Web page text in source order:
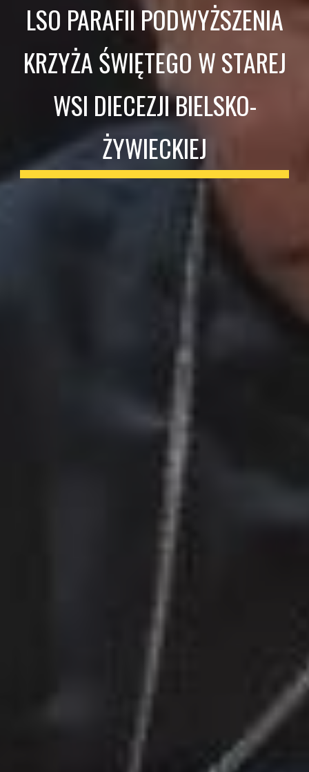
LSO PARAFII PODWYŻSZENIA
KRZYŻA ŚWIĘTEGO W STAREJ
WSI DIECEZJI BIELSKO-
ŻYWIECKIEJ